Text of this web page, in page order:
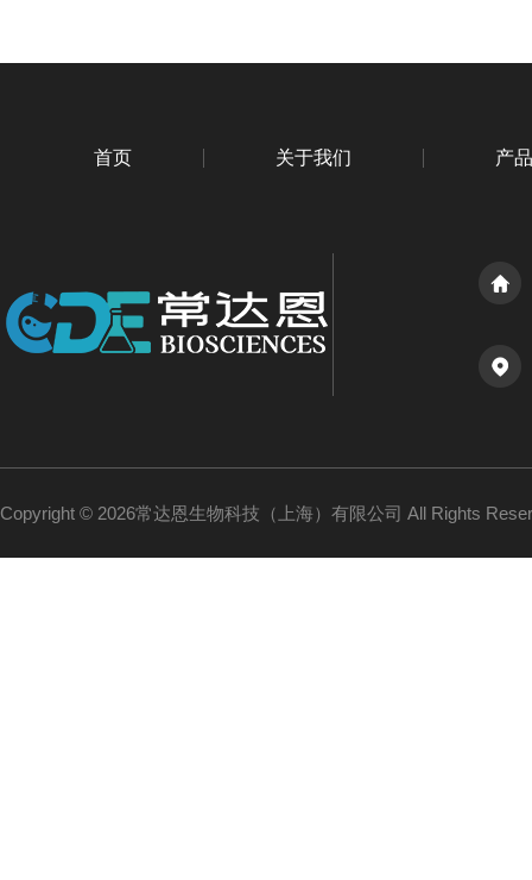
首页 关于我们 产
Copyright © 2026常达恩生物科技（上海）有限公司 All Rights